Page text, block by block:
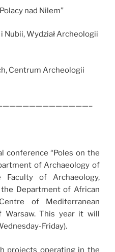
nad Nilem”
Wydział Archeologii
Centrum Archeologii
conference “Poles on the
of Archaeology of
of Archaeology,
Department of African
of Mediterranean
Warsaw. This year it will
Friday).
projects operating in the